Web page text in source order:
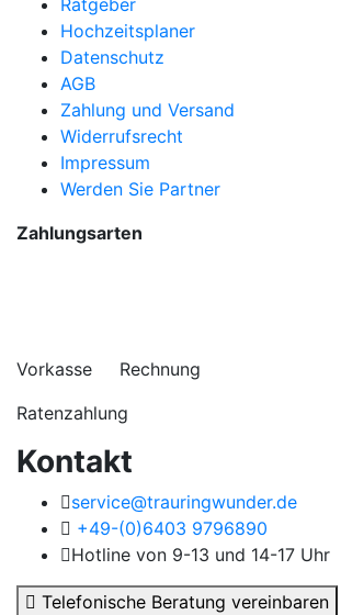
Hochzeitsplaner
Datenschutz
AGB
Zahlung und Versand
Widerrufsrecht
Impressum
Werden Sie Partner
Zahlungsarten
Vorkasse Rechnung
Ratenzahlung
Kontakt
service@trauringwunder.de
+49-(0)6403 9796890
Hotline von 9-13 und 14-17 Uhr
Telefonische Beratung vereinbaren